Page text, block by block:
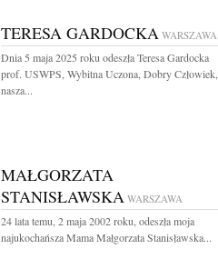
TERESA GARDOCKA WARSZAWA
Dnia 5 maja 2025 roku odeszła Teresa Gardocka
prof. USWPS, Wybitna Uczona, Dobry Człowiek,
nasza...
MAŁGORZATA
STANISŁAWSKA WARSZAWA
24 lata temu, 2 maja 2002 roku, odeszła moja
najukochańsza Mama Małgorzata Stanisławska...